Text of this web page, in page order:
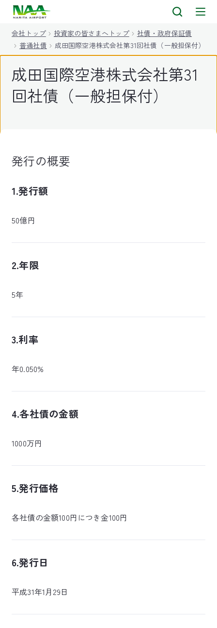
会社トップ 投資家の皆さまへトップ
社債・政府保証債
普通社債
成田国際空港株式会社第31回社債（一般担保付）
成田国際空港株式会社第31
回社債（一般担保付）
発行の概要
1.発行額
50億円
2.年限
5年
3.利率
年0.050%
4.各社債の金額
1000万円
5.発行価格
各社債の金額100円につき金100円
6.発行日
平成31年1月29日